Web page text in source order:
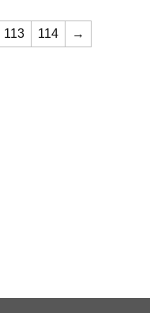
113 114 →